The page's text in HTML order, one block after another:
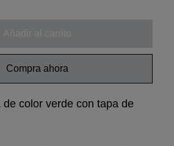
Compra ahora
de color verde con tapa de